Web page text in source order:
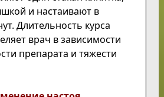
и настаивают в
Длительность курса
врач в зависимости
препарата и тяжести